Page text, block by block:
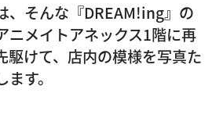
、そんな『DREAM!ing』の
ニメイトアネックス1階に再
駆けて、店内の模様を写真た
す。